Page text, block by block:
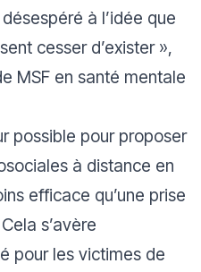
à l’idée que
cesser d’exister»,
MSF en santé mentale
possible pour proposer
à distance en
efficace qu’une prise
s’avère
pour les victimes de